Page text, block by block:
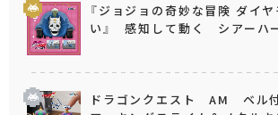
『ジョジョの奇妙な冒険 ダイ
い』 感知して動く シアーハ
ドラゴンクエスト AM ベル